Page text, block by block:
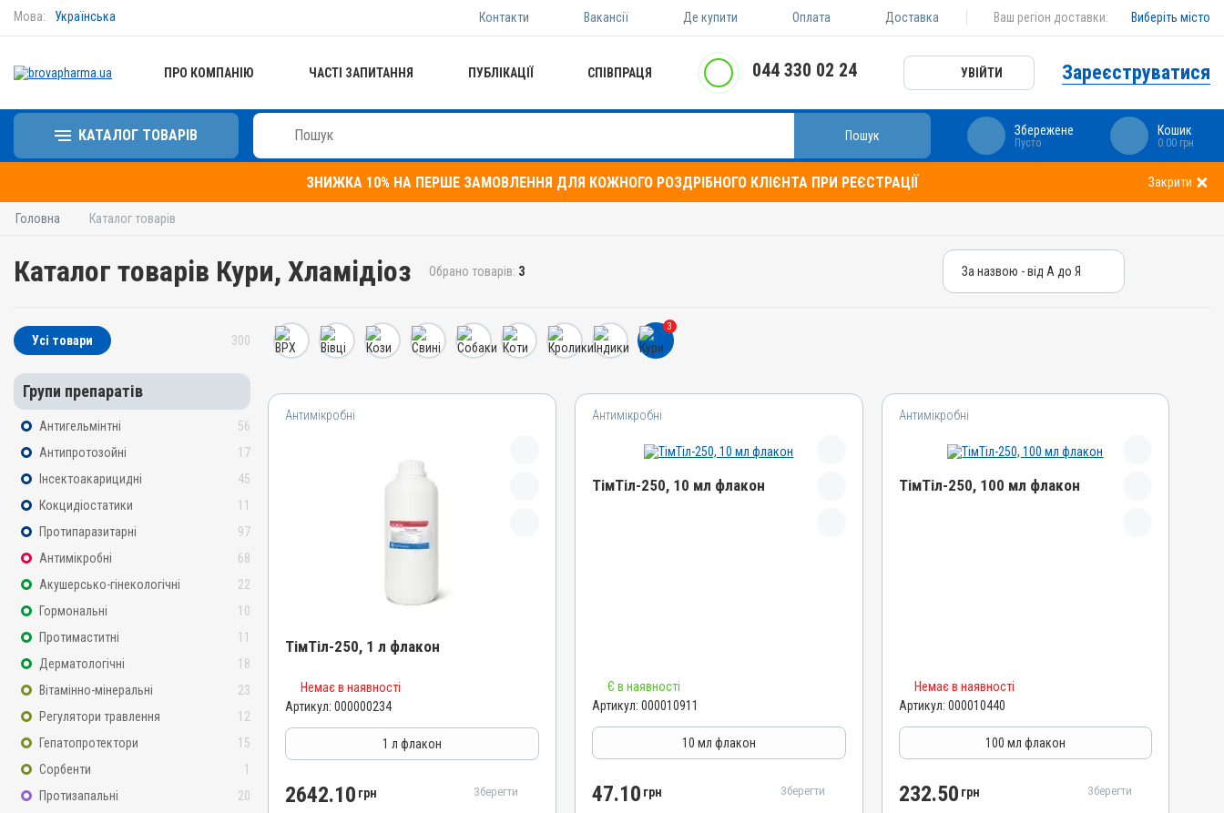
Мова: Українська Контакти Вакансії Де купити Оплата Доставка Ваш регіон доставки: Виберіть місто
ПРО КОМПАНІЮ ЧАСТІ ЗАПИТАННЯ ПУБЛІКАЦІЇ СПІВПРАЦЯ 044 330 02 24 УВІЙТИ Зареєструватися
КАТАЛОГ ТОВАРІВ Пошук Збережене
Пусто
Кошик
0.00 грн
ЗНИЖКА 10% НА ПЕРШЕ ЗАМОВЛЕННЯ ДЛЯ КОЖНОГО РОЗДРІБНОГО КЛІЄНТА ПРИ РЕЄСТРАЦІЇ Закрити
Головна Каталог товарів
Каталог товарів Кури, Хламідіоз Обрано товарів: 3 За назвою - від А до Я
Усі товари 300
Групи препаратів
Антигельмінтні
56
Антипротозойні
17
Інсектоакарицидні
45
Кокцидіостатики
11
Протипаразитарні
97
Антимікробні
68
Акушерсько-гінекологічні
22
Гормональні
10
Протимаститні
11
Дерматологічні
18
Вітамінно-мінеральні
23
Регулятори травлення
12
Гепатопротектори
15
Сорбенти
1
Протизапальні
20
3
Антимікробні
ТімТіл-250, 1 л флакон
Назва препарату
ТімТіл-250
000000234
Штрихкод
4820012501625
Немає в наявності
Артикул: 000000234
1 л флакон
2642.10 грн Зберегти
Антимікробні
ТімТіл-250, 10 мл флакон
АВ-03229-01-12
Розчин
Є в наявності
Артикул: 000010911
10 мл флакон
47.10 грн Зберегти
Антимікробні
ТімТіл-250, 100 мл флакон
АВ-03229-01-12
Розчин
Немає в наявності
Артикул: 000010440
100 мл флакон
232.50 грн Зберегти